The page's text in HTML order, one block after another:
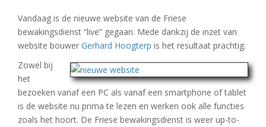
Vandaag is de nieuwe website van de Friese
bewakingsdienst “live” gegaan. Mede dankzij de inzet van
website bouwer Gerhard Hoogterp is het resultaat prachtig.
Zowel bij
het
bezoeken vanaf een PC als vanaf een smartphone of tablet
is de website nu prima te lezen en werken ook alle functies
zoals het hoort. De Friese bewakingsdienst is weer up-to-